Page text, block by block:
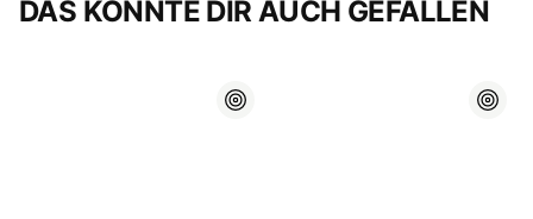
DAS KÖNNTE DIR AUCH GEFALLEN